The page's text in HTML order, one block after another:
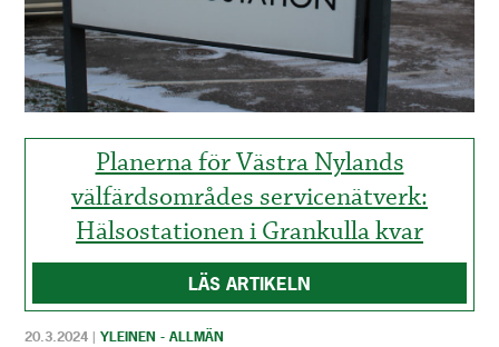
YLEINEN
ALLMÄN
MAINOSTAJILLE
FÖR
ANNONSÖRER
Planerna för Västra Nylands
välfärdsområdes servicenätverk:
Hälsostationen i Grankulla kvar
LÄS ARTIKELN
20.3.2024 |YLEINEN - ALLMÄN